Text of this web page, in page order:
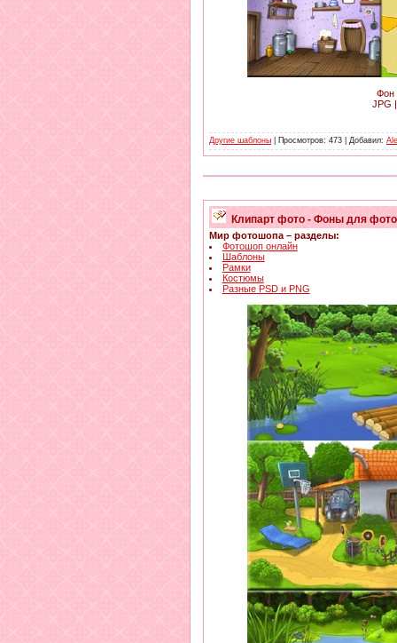
Фон
JPG
Другие шаблоны | Просмотров: 473 | Добавил:
Клипарт фото - Фоны для
Мир фотошопа – разделы:
Фотошоп онлайн
Шаблоны
Рамки
Костюмы
Разные PSD и PNG